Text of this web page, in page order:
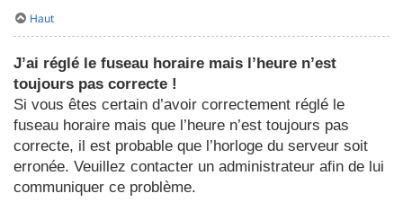
Haut
J’ai réglé le fuseau horaire mais l’heure n’est
toujours pas correcte !
Si vous êtes certain d’avoir correctement réglé le
fuseau horaire mais que l’heure n’est toujours pas
correcte, il est probable que l’horloge du serveur soit
erronée. Veuillez contacter un administrateur afin de lui
communiquer ce problème.